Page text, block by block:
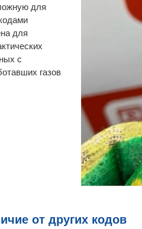
для
для
с
газов
от других кодов